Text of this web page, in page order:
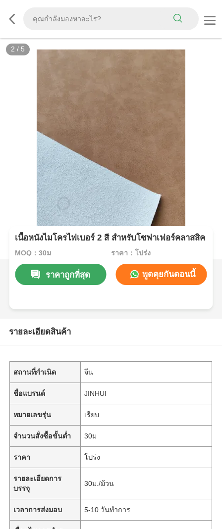
3 / 5
เนื้อหนังไมโครไฟเบอร์ 2 สี สําหรับโซฟาเฟอร์คลาสสิค
MOQ：30ม ราคา：โปร่ง
ราคาถูกที่สุด พูดคุยกันตอนนี้
รายละเอียดสินค้า
สถานที่กำเนิด จีน
ชื่อแบรนด์ JINHUI
หมายเลขรุ่น เรียบ
จำนวนสั่งซื้อขั้นต่ำ 30ม
ราคา โปร่ง
รายละเอียดการ
บรรจุ
30ม./ม้วน
เวลาการส่งมอบ 5-10 วันทำการ